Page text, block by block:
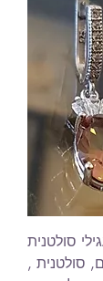
סולטנית
סולטנית ,